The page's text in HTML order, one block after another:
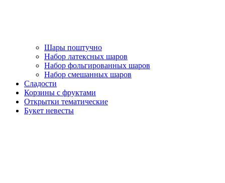
Шары поштучно
Набор латексных шаров
Набор фольгированных шаров
Набор смешанных шаров
Сладости
Корзины с фруктами
Открытки тематические
Букет невесты